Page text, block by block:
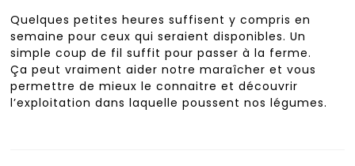
Quelques petites heures suffisent y compris en
semaine pour ceux qui seraient disponibles. Un
simple coup de fil suffit pour passer à la ferme.
Ça peut vraiment aider notre maraîcher et vous
permettre de mieux le connaitre et découvrir
l’exploitation dans laquelle poussent nos légumes.